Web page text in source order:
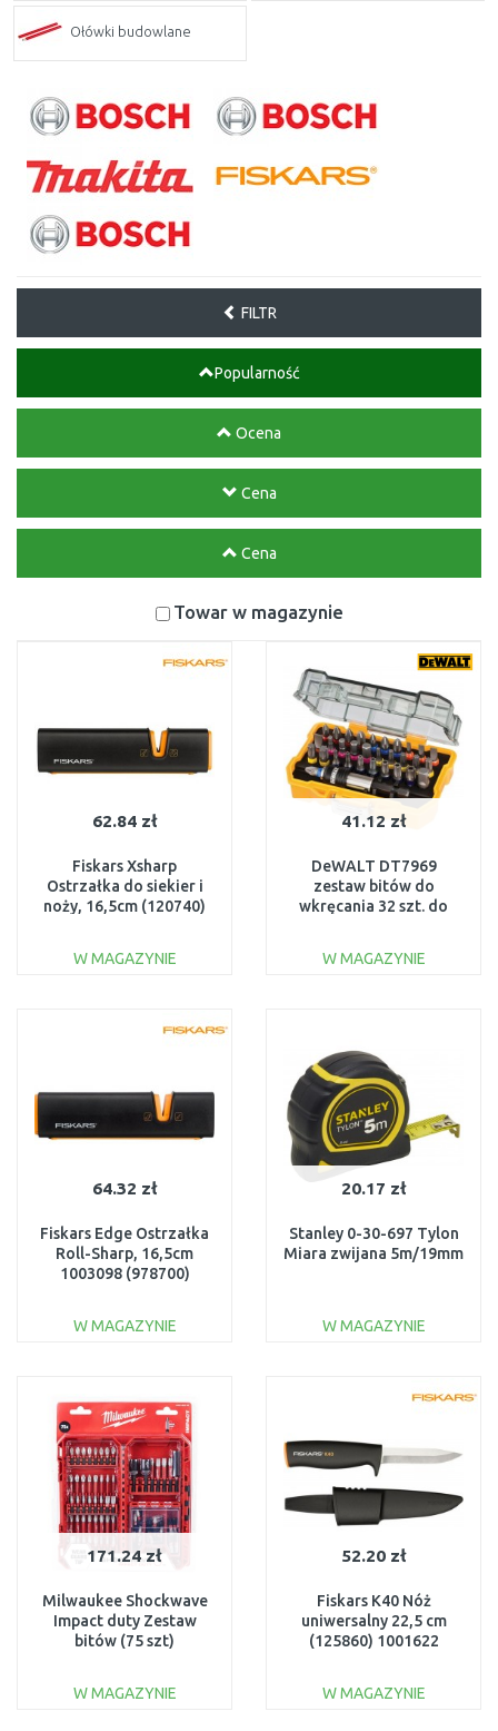
Ołówki budowlane
FILTR
Popularność
Ocena
Cena
Cena
Towar w magazynie
62.84 zł
Fiskars Xsharp
Ostrzałka do siekier i
noży, 16,5cm (120740)
W MAGAZYNIE
Do porównania
41.12 zł
DeWALT DT7969
zestaw bitów do
wkręcania 32 szt. do
wiertarkami
W MAGAZYNIE
64.32 zł
Fiskars Edge Ostrzałka
Roll-Sharp, 16,5cm
1003098 (978700)
W MAGAZYNIE
20.17 zł
Stanley 0-30-697 Tylon
Miara zwijana 5m/19mm
W MAGAZYNIE
Do porównania
171.24 zł
Milwaukee Shockwave
Impact duty Zestaw
bitów (75 szt)
W MAGAZYNIE
52.20 zł
Fiskars K40 Nóż
uniwersalny 22,5 cm
(125860) 1001622
W MAGAZYNIE